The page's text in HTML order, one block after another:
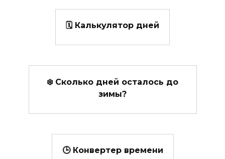
🗓️ Калькулятор дней
❄️ Сколько дней осталось до
зимы?
🕒 Конвертер времени